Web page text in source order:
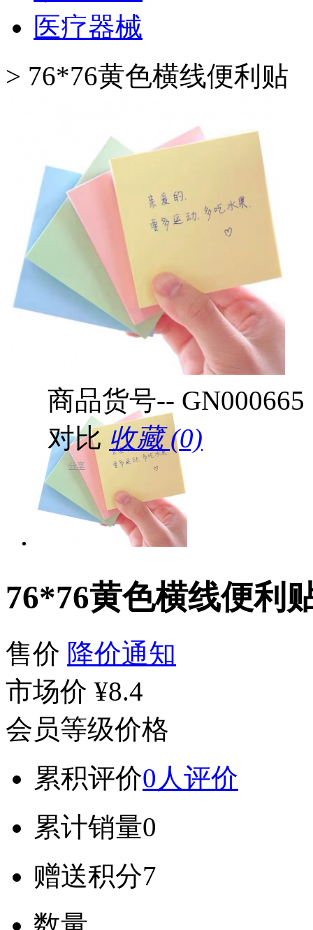
医疗器械
> 76*76黄色横线便利贴
商品货号-- GN000665
对比 收藏 (0)
分享
76*76黄色横线便利
售价 降价通知
市场价 ¥8.4
会员等级价格
累积评价0人评价
累计销量0
赠送积分7